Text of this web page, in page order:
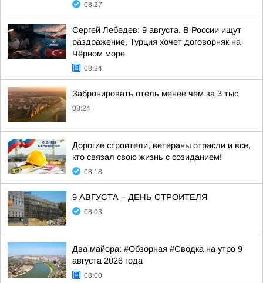
08:27
Сергей Лебедев: 9 августа. В России ищут
раздражение, Турция хочет договорняк на
Чёрном море
08:24
Забронировать отель менее чем за 3 тыс
08:24
Дорогие строители, ветераны отрасли и все,
кто связал свою жизнь с созиданием!
08:18
9 АВГУСТА – ДЕНЬ СТРОИТЕЛЯ
08:03
Два майора: #Обзорная #Сводка на утро 9
августа 2026 года
08:00